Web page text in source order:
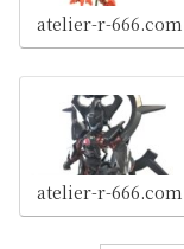
atelier-r-666.com
atelier-r-666.com